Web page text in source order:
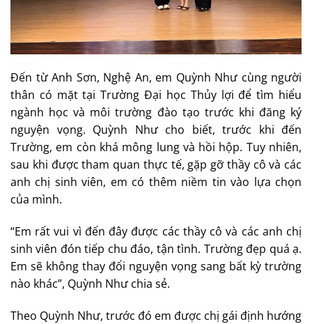
Đến từ Anh Sơn, Nghệ An, em Quỳnh Như cùng người
thân có mặt tại Trường Đại học Thủy lợi để tìm hiểu
ngành học và môi trường đào tạo trước khi đăng ký
nguyện vọng. Quỳnh Như cho biết, trước khi đến
Trường, em còn khá mông lung và hồi hộp. Tuy nhiên,
sau khi được tham quan thực tế, gặp gỡ thầy cô và các
anh chị sinh viên, em có thêm niềm tin vào lựa chọn
của mình.
“Em rất vui vì đến đây được các thầy cô và các anh chị
sinh viên đón tiếp chu đáo, tận tình. Trường đẹp quá ạ.
Em sẽ không thay đổi nguyện vọng sang bất kỳ trường
nào khác”, Quỳnh Như chia sẻ.
Theo Quỳnh Như, trước đó em được chị gái định hướng